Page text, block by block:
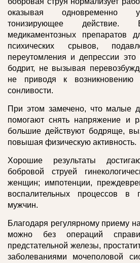
оказывая одновременно
тонизирующее
медикаментозных препаратов
психических срывов,
переутомления и депрессии это
бодрит, не вызывая
не приводя к возникновению
сонливости.
При этом замечено, что малые
помогают снять напряжение и
большие действуют бодряще,
повышая физическую активность.
Хорошие результаты
бобровой струей
женщин; импотенции,
воспалительных процессов в
мужчин.
Благодаря регулярному приему
можно без операций
предстательной железы,
заболеваниями мочеполовой